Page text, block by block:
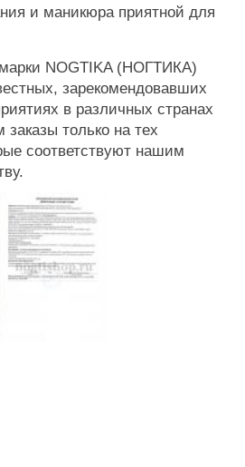
и маникюра приятной для
NOGTIKA (НОГТИКА)
зарекомендовавших
в различных странах
только на тех
соответствуют нашим